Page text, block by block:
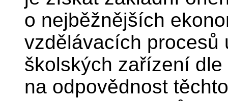
o nejběžnějších
vzdělávacích procesů
školských zařízení
na odpovědnost